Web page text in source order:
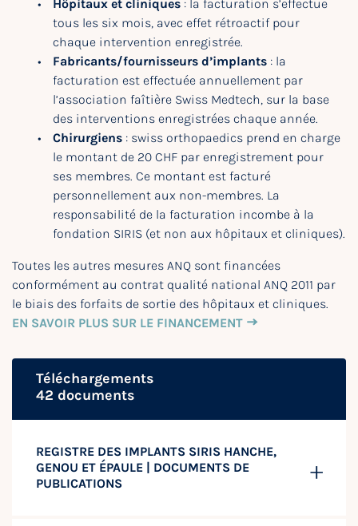
Hôpitaux et cliniques : la facturation s’effectue
tous les six mois, avec effet rétroactif pour
chaque intervention enregistrée.
Fabricants/fournisseurs d’implants : la
facturation est effectuée annuellement par
l’association faîtière Swiss Medtech, sur la base
des interventions enregistrées chaque année.
Chirurgiens : swiss orthopaedics prend en charge
le montant de 20 CHF par enregistrement pour
ses membres. Ce montant est facturé
personnellement aux non-membres. La
responsabilité de la facturation incombe à la
fondation SIRIS (et non aux hôpitaux et cliniques).
Toutes les autres mesures ANQ sont financées
conformément au contrat qualité national ANQ 2011 par
le biais des forfaits de sortie des hôpitaux et cliniques.
EN SAVOIR PLUS SUR LE FINANCEMENT
Téléchargements
42 documents
REGISTRE DES IMPLANTS SIRIS HANCHE,
GENOU ET ÉPAULE | DOCUMENTS DE
PUBLICATIONS